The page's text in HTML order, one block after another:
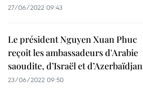
27/06/2022 09:43
Le président Nguyen Xuan Phuc
reçoit les ambassadeurs d'Arabie
saoudite, d’Israël et d’Azerbaïdjan
23/06/2022 09:50